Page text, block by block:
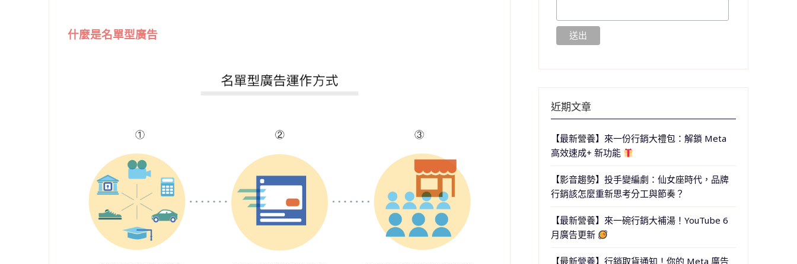
什麼是名單型廣告
近期文章
【最新營養】來一份行銷大禮包：解鎖 Meta
高效速成+ 新功能
【影音趨勢】投手變編劇：仙女座時代，品牌
行銷該怎麼重新思考分工與節奏？
【最新營養】來一碗行銷大補湯！YouTube 6
月廣告更新
【最新營養】行銷取貨通知！你的 Meta 廣告